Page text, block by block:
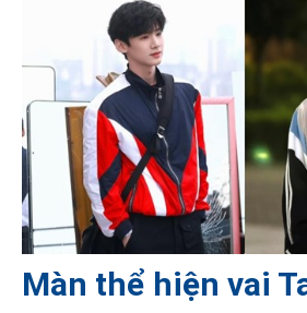
Màn thể hiện vai